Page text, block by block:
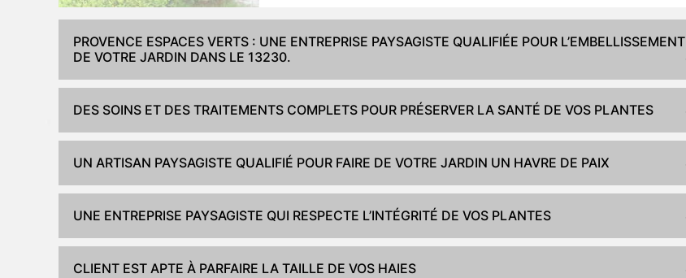
PROVENCE ESPACES VERTS : UNE ENTREPRISE PAYSAGISTE QUALIFIÉE POUR L’EMBELLISSEMENT
DE VOTRE JARDIN DANS LE 13230.
DES SOINS ET DES TRAITEMENTS COMPLETS POUR PRÉSERVER LA SANTÉ DE VOS PLANTES
UN ARTISAN PAYSAGISTE QUALIFIÉ POUR FAIRE DE VOTRE JARDIN UN HAVRE DE PAIX
UNE ENTREPRISE PAYSAGISTE QUI RESPECTE L’INTÉGRITÉ DE VOS PLANTES
CLIENT EST APTE À PARFAIRE LA TAILLE DE VOS HAIES